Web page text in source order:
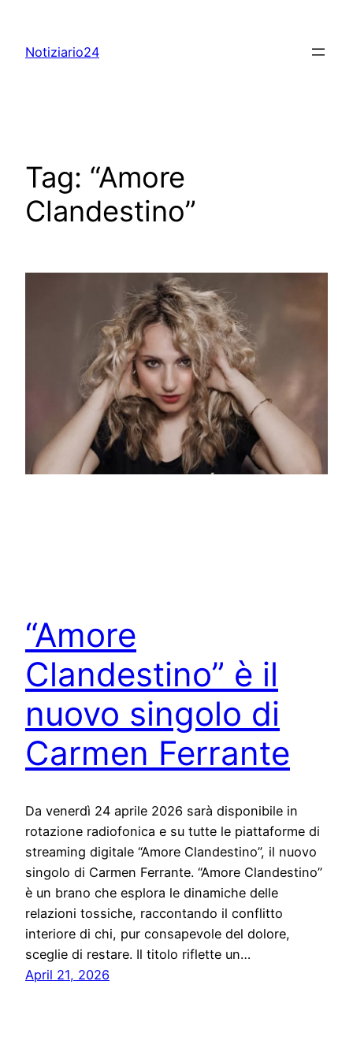
content
Notiziario24
Tag: “Amore
Clandestino”
“Amore
Clandestino” è il
nuovo singolo di
Carmen Ferrante
Da venerdì 24 aprile 2026 sarà disponibile in
rotazione radiofonica e su tutte le piattaforme di
streaming digitale “Amore Clandestino”, il nuovo
singolo di Carmen Ferrante. “Amore Clandestino”
è un brano che esplora le dinamiche delle
relazioni tossiche, raccontando il conflitto
interiore di chi, pur consapevole del dolore,
sceglie di restare. Il titolo riflette un…
April 21, 2026